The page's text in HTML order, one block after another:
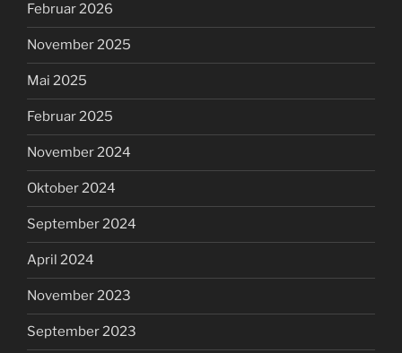
Februar 2026
November 2025
Mai 2025
Februar 2025
November 2024
Oktober 2024
September 2024
April 2024
November 2023
September 2023